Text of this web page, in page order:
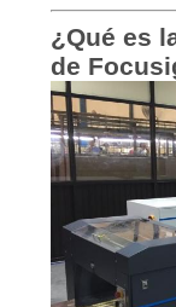
¿Qué es
de